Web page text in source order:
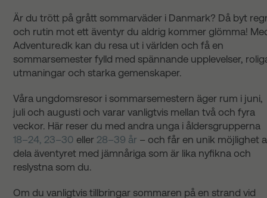
Är du trött på grått sommarväder i Danmark? Då byt
och rutin mot ett äventyr du aldrig kommer glömma!
Adventure.dk kan du resa ut i världen och få en
sommarsemester fylld med spännande upplevelser,
utmaningar och starka gemenskaper.
Våra ungdomsresor i sommarsemestern äger rum i juni,
juli och augusti och varar vanligtvis mellan två och fyra
veckor. Här reser du med andra unga i åldersgrupperna
18–24, 23–30 eller 28–39 år – och får en unik möjlighet
dela äventyret med jämnåriga som är lika nyfikna och
reslystna som du.
Om du vanligtvis tillbringar sommaren på en strand vid